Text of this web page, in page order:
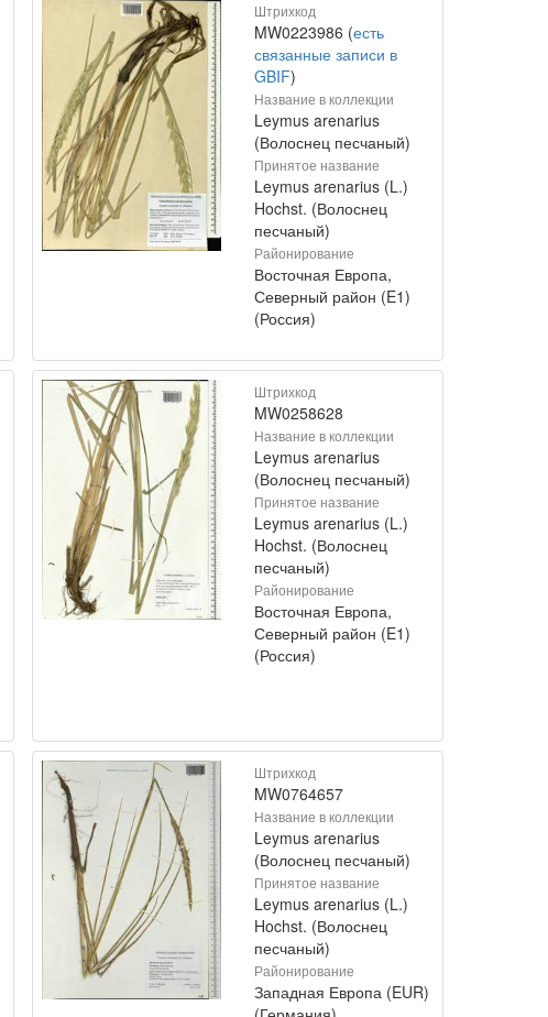
Штрихкод
MW0223986 (есть
связанные записи в
GBIF)
Название в коллекции
Leymus arenarius
(Волоснец песчаный)
Принятое название
Leymus arenarius (L.)
Hochst. (Волоснец
песчаный)
Районирование
Восточная Европа,
Северный район (E1)
(Россия)
Штрихкод
MW0258628
Название в коллекции
Leymus arenarius
(Волоснец песчаный)
Принятое название
Leymus arenarius (L.)
Hochst. (Волоснец
песчаный)
Районирование
Восточная Европа,
Северный район (E1)
(Россия)
Штрихкод
MW0764657
Название в коллекции
Leymus arenarius
(Волоснец песчаный)
Принятое название
Leymus arenarius (L.)
Hochst. (Волоснец
песчаный)
Районирование
Западная Европа (EUR)